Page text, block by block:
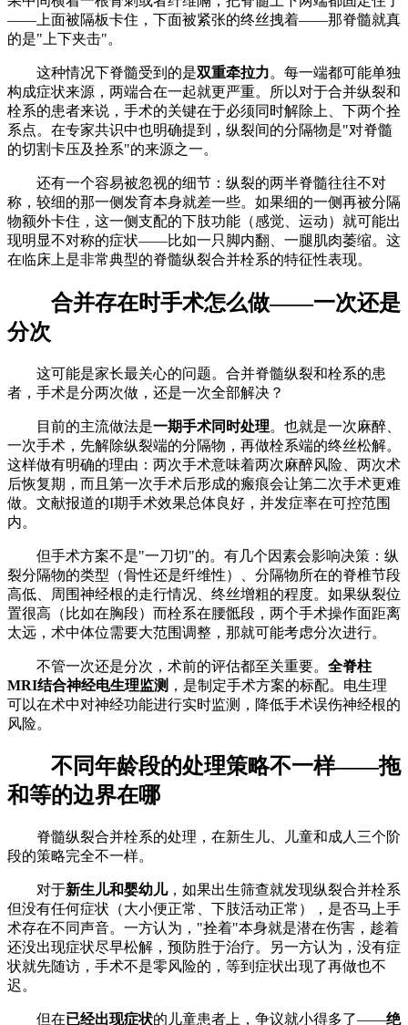
——上面被隔板卡住，下面被紧张的终丝拽着——那脊髓就真
的是"上下夹击"。
这种情况下脊髓受到的是双重牵拉力。每一端都可能单独
构成症状来源，两端合在一起就更严重。所以对于合并纵裂和
栓系的患者来说，手术的关键在于必须同时解除上、下两个拴
系点。在专家共识中也明确提到，纵裂间的分隔物是"对脊髓
的切割卡压及拴系"的来源之一。
还有一个容易被忽视的细节：纵裂的两半脊髓往往不对
称，较细的那一侧发育本身就差一些。如果细的一侧再被分隔
物额外卡住，这一侧支配的下肢功能（感觉、运动）就可能出
现明显不对称的症状——比如一只脚内翻、一腿肌肉萎缩。这
在临床上是非常典型的脊髓纵裂合并栓系的特征性表现。
合并存在时手术怎么做——一次还是
分次
这可能是家长最关心的问题。合并脊髓纵裂和栓系的患
者，手术是分两次做，还是一次全部解决？
目前的主流做法是一期手术同时处理。也就是一次麻醉、
一次手术，先解除纵裂端的分隔物，再做栓系端的终丝松解。
这样做有明确的理由：两次手术意味着两次麻醉风险、两次术
后恢复期，而且第一次手术后形成的瘢痕会让第二次手术更难
做。文献报道的I期手术效果总体良好，并发症率在可控范围
内。
但手术方案不是"一刀切"的。有几个因素会影响决策：纵
裂分隔物的类型（骨性还是纤维性）、分隔物所在的脊椎节段
高低、周围神经根的走行情况、终丝增粗的程度。如果纵裂位
置很高（比如在胸段）而栓系在腰骶段，两个手术操作面距离
太远，术中体位需要大范围调整，那就可能考虑分次进行。
不管一次还是分次，术前的评估都至关重要。 全脊柱
MRI结合神经电生理监测 ，是制定手术方案的标配。电生理
可以在术中对神经功能进行实时监测，降低手术误伤神经根的
风险。
不同年龄段的处理策略不一样——拖
和等的边界在哪
脊髓纵裂合并栓系的处理，在新生儿、儿童和成人三个阶
段的策略完全不一样。
对于新生儿和婴幼儿，如果出生筛查就发现纵裂合并栓系
但没有任何症状（大小便正常、下肢活动正常），是否马上手
术存在不同声音。一方认为，"拴着"本身就是潜在伤害，趁着
还没出现症状尽早松解，预防胜于治疗。另一方认为，没有症
状就先随访，手术不是零风险的，等到症状出现了再做也不
迟。
但在已经出现症状的儿童患者上，争议就小得多了——绝